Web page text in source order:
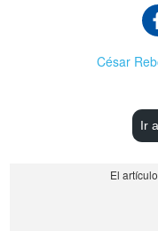
César
Ir